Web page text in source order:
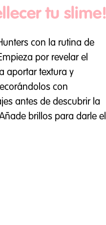
tu slime!
con la rutina de
por revelar el
aportar textura y
con
antes de descubrir la
brillos para darle el